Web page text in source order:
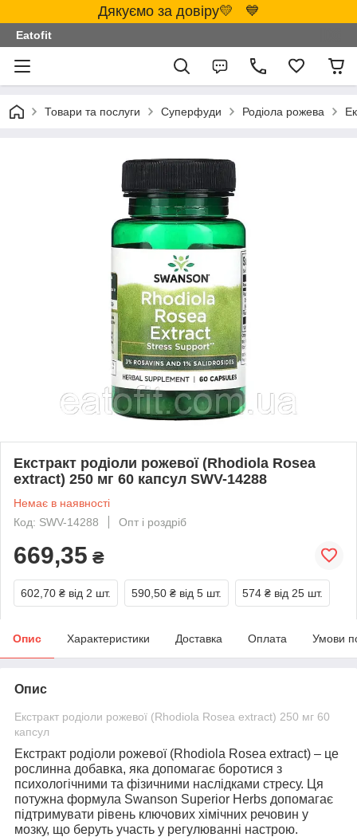
Дякуємо за довіру💛 💙
Eatofit
Товари та послуги Суперфуди Родіола рожева
Екстракт родіоли рожевої (Rhodiola Rosea
extract) 250 мг 60 капсул SWV-14288
Немає в наявності
Код: SWV-14288
Опт і роздріб
669,35 ₴
602,70 ₴ від 2 шт. 590,50 ₴ від 5 шт. 574 ₴ від 25 шт.
Опис Характеристики Доставка Оплата Умови
Опис
Екстракт родіоли рожевої (Rhodiola Rosea extract) 250 мг 60
капсул
Екстракт родіоли рожевої (Rhodiola Rosea extract) – це
рослинна добавка, яка допомагає боротися з
психологічними та фізичними наслідками стресу. Ця
потужна формула Swanson Superior Herbs допомагає
підтримувати рівень ключових хімічних речовин у
мозку, що беруть участь у регулюванні настрою.